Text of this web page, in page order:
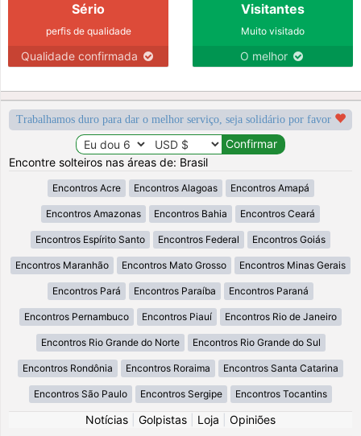
Sério
perfis de qualidade
Qualidade confirmada
Visitantes
Muito visitado
O melhor
Trabalhamos duro para dar o melhor serviço, seja solidário por favor
Encontre solteiros nas áreas de: Brasil
Encontros Acre Encontros Alagoas Encontros Amapá
Encontros Amazonas Encontros Bahia Encontros Ceará
Encontros Espírito Santo Encontros Federal Encontros Goiás
Encontros Maranhão Encontros Mato Grosso Encontros Minas Gerais
Encontros Pará Encontros Paraíba Encontros Paraná
Encontros Pernambuco Encontros Piauí Encontros Rio de Janeiro
Encontros Rio Grande do Norte Encontros Rio Grande do Sul
Encontros Rondônia Encontros Roraima Encontros Santa Catarina
Encontros São Paulo Encontros Sergipe Encontros Tocantins
Notícias Golpistas Loja
Opiniões